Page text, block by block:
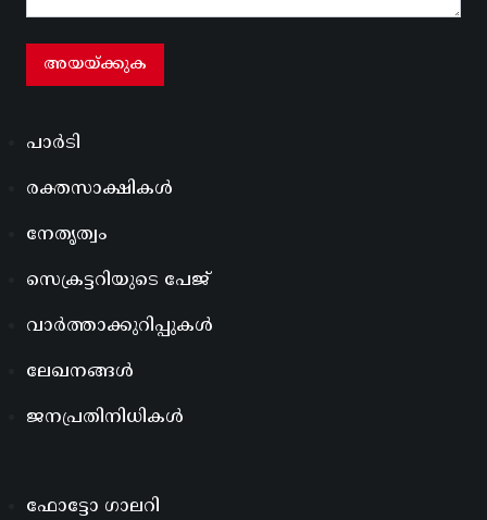
പാർടി
രക്തസാക്ഷികൾ
നേതൃത്വം
സെക്രട്ടറിയുടെ പേജ്
വാർത്താക്കുറിപ്പുകൾ
ലേഖനങ്ങൾ
ജനപ്രതിനിധികൾ
ഫോട്ടോ ഗാലറി